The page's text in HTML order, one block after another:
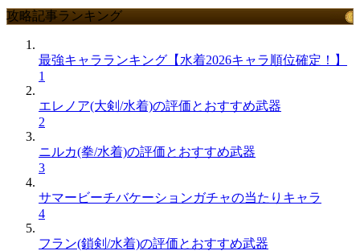
攻略記事ランキング
最強キャラランキング【水着2026キャラ順位確定！】
1
エレノア(大剣/水着)の評価とおすすめ武器
2
ニルカ(拳/水着)の評価とおすすめ武器
3
サマービーチバケーションガチャの当たりキャラ
4
フラン(鎖剣/水着)の評価とおすすめ武器